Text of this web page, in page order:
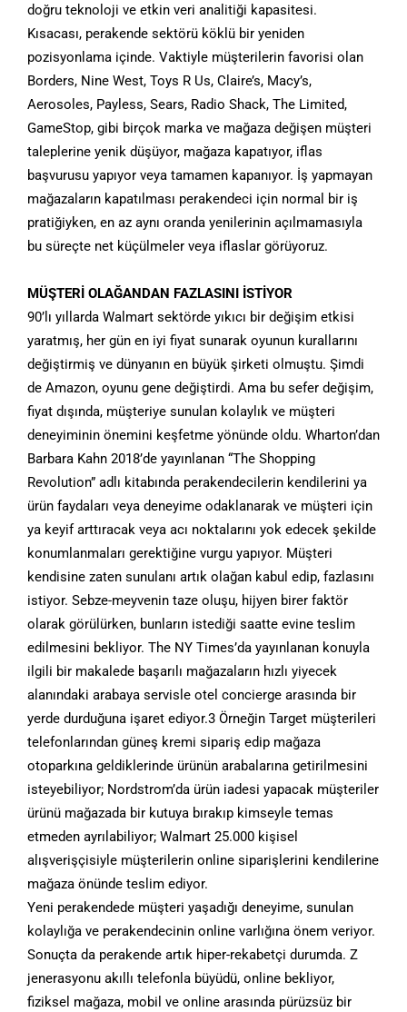
doğru teknoloji ve etkin veri analitiği kapasitesi.
Kısacası, perakende sektörü köklü bir yeniden
pozisyonlama içinde. Vaktiyle müşterilerin favorisi olan
Borders, Nine West, Toys R Us, Claire’s, Macy’s,
Aerosoles, Payless, Sears, Radio Shack, The Limited,
GameStop, gibi birçok marka ve mağaza değişen müşteri
taleplerine yenik düşüyor, mağaza kapatıyor, iflas
başvurusu yapıyor veya tamamen kapanıyor. İş yapmayan
mağazaların kapatılması perakendeci için normal bir iş
pratiğiyken, en az aynı oranda yenilerinin açılmamasıyla
bu süreçte net küçülmeler veya iflaslar görüyoruz.
MÜŞTERİ OLAĞANDAN FAZLASINI İSTİYOR
90’lı yıllarda Walmart sektörde yıkıcı bir değişim etkisi
yaratmış, her gün en iyi fiyat sunarak oyunun kurallarını
değiştirmiş ve dünyanın en büyük şirketi olmuştu. Şimdi
de Amazon, oyunu gene değiştirdi. Ama bu sefer değişim,
fiyat dışında, müşteriye sunulan kolaylık ve müşteri
deneyiminin önemini keşfetme yönünde oldu. Wharton’dan
Barbara Kahn 2018’de yayınlanan “The Shopping
Revolution” adlı kitabında perakendecilerin kendilerini ya
ürün faydaları veya deneyime odaklanarak ve müşteri için
ya keyif arttıracak veya acı noktalarını yok edecek şekilde
konumlanmaları gerektiğine vurgu yapıyor. Müşteri
kendisine zaten sunulanı artık olağan kabul edip, fazlasını
istiyor. Sebze-meyvenin taze oluşu, hijyen birer faktör
olarak görülürken, bunların istediği saatte evine teslim
edilmesini bekliyor. The NY Times’da yayınlanan konuyla
ilgili bir makalede başarılı mağazaların hızlı yiyecek
alanındaki arabaya servisle otel concierge arasında bir
yerde durduğuna işaret ediyor.3 Örneğin Target müşterileri
telefonlarından güneş kremi sipariş edip mağaza
otoparkına geldiklerinde ürünün arabalarına getirilmesini
isteyebiliyor; Nordstrom’da ürün iadesi yapacak müşteriler
ürünü mağazada bir kutuya bırakıp kimseyle temas
etmeden ayrılabiliyor; Walmart 25.000 kişisel
alışverişçisiyle müşterilerin online siparişlerini kendilerine
mağaza önünde teslim ediyor.
Yeni perakendede müşteri yaşadığı deneyime, sunulan
kolaylığa ve perakendecinin online varlığına önem veriyor.
Sonuçta da perakende artık hiper-rekabetçi durumda. Z
jenerasyonu akıllı telefonla büyüdü, online bekliyor,
fiziksel mağaza, mobil ve online arasında pürüzsüz bir